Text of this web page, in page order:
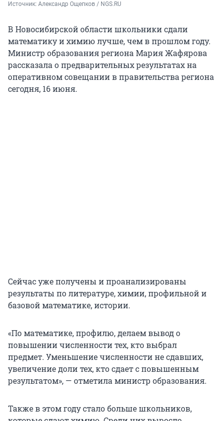
Источник: Александр Ощепков / NGS.RU
В Новосибирской области школьники сдали
математику и химию лучше, чем в прошлом году.
Министр образования региона Мария Жафярова
рассказала о предварительных результатах на
оперативном совещании в правительства региона
сегодня, 16 июня.
Сейчас уже получены и проанализированы
результаты по литературе, химии, профильной и
базовой математике, истории.
«По математике, профилю, делаем вывод о
повышении численности тех, кто выбрал
предмет. Уменьшение численности не сдавших,
увеличение доли тех, кто сдает с повышенным
результатом», — отметила министр образования.
Также в этом году стало больше школьников,